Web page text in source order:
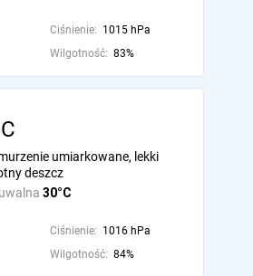
Ciśnienie: 1015 hPa
Wilgotność: 83%
30°C
umiarkowane, lekki
deszcz
Ciśnienie: 1016 hPa
Wilgotność: 84%